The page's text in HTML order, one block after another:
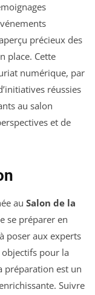
précieux des
place. Cette
numérique, par
réussies
au salon
et de
au Salon de la
se préparer en
poser aux experts
pour la
préparation est un
Suivre